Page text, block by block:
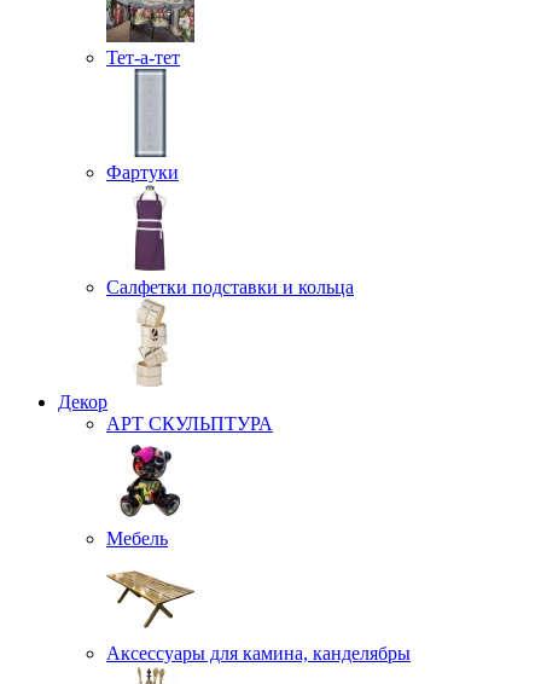
Тет-а-тет
Фартуки
Салфетки подставки и кольца
Декор
АРТ СКУЛЬПТУРА
Мебель
Аксессуары для камина, канделябры